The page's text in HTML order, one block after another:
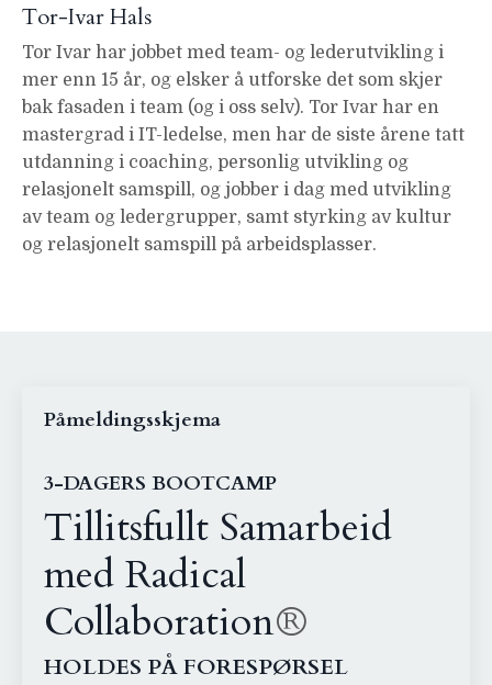
Tor-Ivar Hals
Tor Ivar har jobbet med team- og lederutvikling i
mer enn 15 år, og elsker å utforske det som skjer
bak fasaden i team (og i oss selv). Tor Ivar har en
mastergrad i IT-ledelse, men har de siste årene tatt
utdanning i coaching, personlig utvikling og
relasjonelt samspill, og jobber i dag med utvikling
av team og ledergrupper, samt styrking av kultur
og relasjonelt samspill på arbeidsplasser.
Påmeldingsskjema
3-DAGERS BOOTCAMP
Tillitsfullt Samarbeid
med Radical
Collaboration®
HOLDES PÅ FORESPØRSEL